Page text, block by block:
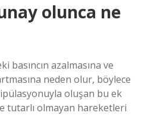
olunca ne
basıncın azalmasına ve
neden olur, böylece
oluşan bu ek
tutarlı olmayan hareketleri